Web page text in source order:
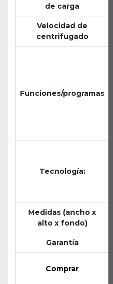
de carga
Velocidad de
centrifugado
Funciones/programas
Tecnología:
Medidas (ancho x
alto x fondo)
Garantía
Comprar